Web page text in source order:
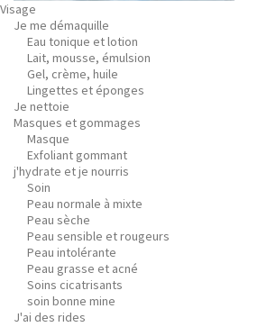
Visage
Je me démaquille
Eau tonique et lotion
Lait, mousse, émulsion
Gel, crème, huile
Lingettes et éponges
Je nettoie
Masques et gommages
Masque
Exfoliant gommant
j'hydrate et je nourris
Soin
Peau normale à mixte
Peau sèche
Peau sensible et rougeurs
Peau intolérante
Peau grasse et acné
Soins cicatrisants
soin bonne mine
J'ai des rides